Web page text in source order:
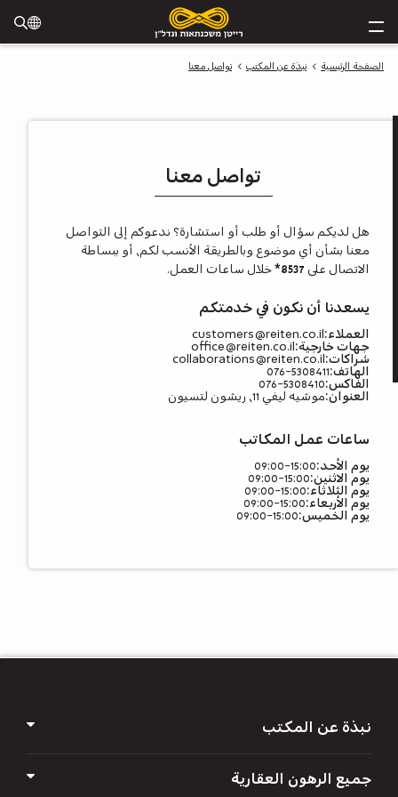
الصفحة الرئيسية نبذة عن المكتب تواصل معنا
تواصل معنا
هل لديكم سؤال أو طلب أو استشارة؟ ندعوكم إلى التواصل
معنا بشأن أي موضوع وبالطريقة الأنسب لكم، أو ببساطة
الاتصال على *8537 خلال ساعات العمل.
يسعدنا أن نكون في خدمتكم
العملاء
customers@reiten.co.il
جهات خارجية office@reiten.co.il
شراكات collaborations@reiten.co.il
الهاتف 076-5308411
الفاكس 076-5308410
العنوان موشيه ليفي 11، ريشون لتسيون
ساعات عمل المكاتب
يوم الأحد 09:00-15:00
يوم الاثنين 09:00-15:00
يوم الثلاثاء 09:00-15:00
يوم الأربعاء 09:00-15:00
يوم الخميس 09:00-15:00
نبذة عن المكتب
جميع الرهون العقارية